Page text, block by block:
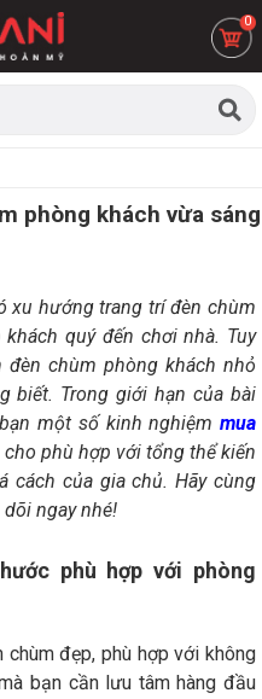
0
phòng khách vừa sáng
xu hướng trang trí đèn chùm
quý đến chơi nhà. Tuy
chùm phòng khách nhỏ
biết. Trong giới hạn của bài
một số kinh nghiệm mua
cho phù hợp với tổng thể kiến
cách của gia chủ. Hãy cùng
ngay nhé!
phù hợp với phòng
đẹp, phù hợp với không
bạn cần lưu tâm hàng đầu